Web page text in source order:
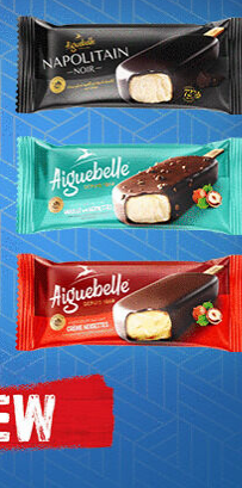
Unis, lors d'une
interpellé de
du changement
"Dix
de titre
fendus de tribunes